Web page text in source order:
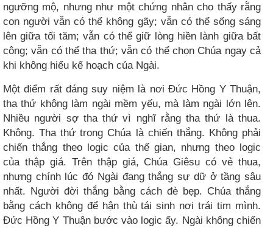
ngưỡng mộ, nhưng như một chứng nhân cho thấy rằng
con người vẫn có thể không gãy; vẫn có thể sống sáng
lên giữa tối tăm; vẫn có thể giữ lòng hiền lành giữa bất
công; vẫn có thể tha thứ; vẫn có thể chọn Chúa ngay cả
khi không hiểu kế hoạch của Ngài.
Một điểm rất đáng suy niệm là nơi Đức Hồng Y Thuận,
tha thứ không làm ngài mềm yếu, mà làm ngài lớn lên.
Nhiều người sợ tha thứ vì nghĩ rằng tha thứ là thua.
Không. Tha thứ trong Chúa là chiến thắng. Không phải
chiến thắng theo logic của thế gian, nhưng theo logic
của thập giá. Trên thập giá, Chúa Giêsu có vẻ thua,
nhưng chính lúc đó Ngài đang thắng sự dữ ở tầng sâu
nhất. Người đời thắng bằng cách đè bẹp. Chúa thắng
bằng cách không để hận thù tái sinh nơi trái tim mình.
Đức Hồng Y Thuận bước vào logic ấy. Ngài không chiến